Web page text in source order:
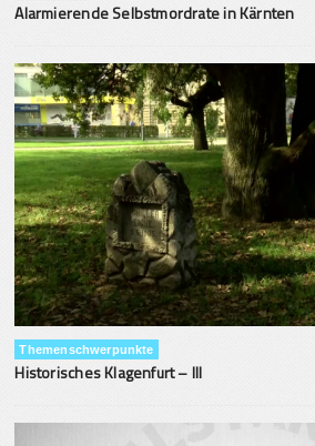
Alarmierende Selbstmordrate in Kärnten
Themenschwerpunkte
Historisches Klagenfurt – III